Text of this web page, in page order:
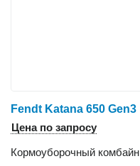
Fendt Katana 650 Gen3
Цена по запросу
Кормоуборочный комбайн